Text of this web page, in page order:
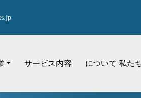
サービス内容 について 私たち